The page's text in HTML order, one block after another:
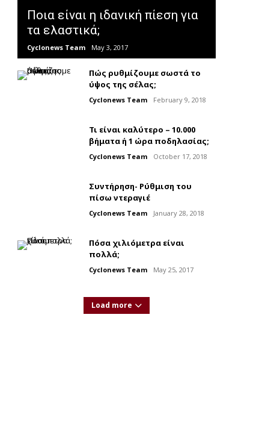
Ποια είναι η ιδανική πίεση για
τα ελαστικά;
Cyclonews Team May 3, 2017
Πώς ρυθμίζουμε σωστά το
ύψος της σέλας;
Cyclonews Team February 9, 2018
Τι είναι καλύτερο – 10.000
βήματα ή 1 ώρα ποδηλασίας;
Cyclonews Team October 17, 2018
Συντήρηση- Ρύθμιση του
πίσω ντεραγιέ
Cyclonews Team January 28, 2018
Πόσα χιλιόμετρα είναι
πολλά;
Cyclonews Team May 25, 2017
Load more